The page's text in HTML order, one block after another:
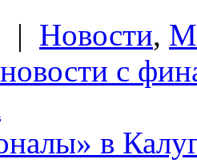
| Новости,